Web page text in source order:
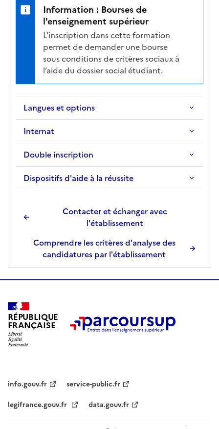
c
h
e
d
e
l
a
f
r
a
i
n
é
c
t
i
o
é
e
Information : Bourses de
l'enseignement supérieur
L’inscription dans cette formation
permet de demander une bourse
sous conditions de critères sociaux à
l’aide du dossier social étudiant.
Langues et options
Internat
Double inscription
Dispositifs d'aide à la réussite
Contacter et échanger avec
l'établissement
Comprendre les critères d'analyse des
candidatures par l'établissement
RÉPUBLIQUE
FRANÇAISE
info.gouv.fr
service-public.fr
legifrance.gouv.fr
data.gouv.fr